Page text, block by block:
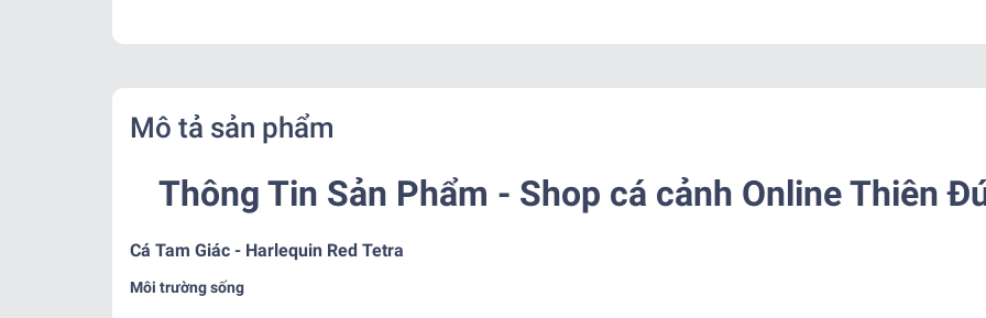
Mô tả sản phẩm
Thông Tin Sản Phẩm - Shop cá cảnh Online Thiên
Cá Tam Giác - Harlequin Red Tetra
Môi trường sống